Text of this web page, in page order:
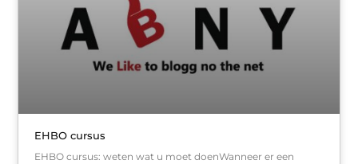
EHBO cursus
EHBO cursus: weten wat u moet doenWanneer er een